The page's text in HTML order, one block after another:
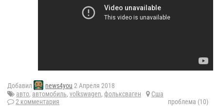
Добавил news4you 2 Апреля 2018
авто, автомобиль, volkswagen, фольксваген
Сша
2 комментария
проблема (10)